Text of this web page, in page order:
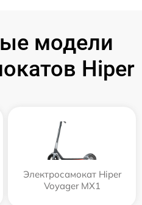
модели
Hiper
Электросамокат Hiper
Voyager MX1